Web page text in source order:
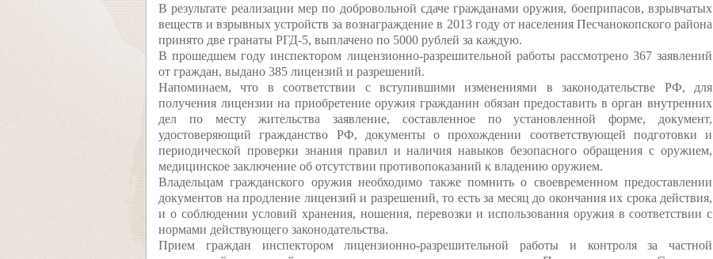
В результате реализации мер по добровольной сдаче гражданами оружия, боеприпасов, взрывчатых
веществ и взрывных устройств за вознаграждение в 2013 году от населения Песчанокопского района
принято две гранаты РГД-5, выплачено по 5000 рублей за каждую.
В прошедшем году инспектором лицензионно-разрешительной работы рассмотрено 367 заявлений
от граждан, выдано 385 лицензий и разрешений.
Напоминаем, что в соответствии с вступившими изменениями в законодательстве РФ, для
получения лицензии на приобретение оружия гражданин обязан предоставить в орган внутренних
дел по месту жительства заявление, составленное по установленной форме, документ,
удостоверяющий гражданство РФ, документы о прохождении соответствующей подготовки и
периодической проверки знания правил и наличия навыков безопасного обращения с оружием,
медицинское заключение об отсутствии противопоказаний к владению оружием.
Владельцам гражданского оружия необходимо также помнить о своевременном предоставлении
документов на продление лицензий и разрешений, то есть за месяц до окончания их срока действия,
и о соблюдении условий хранения, ношения, перевозки и использования оружия в соответствии с
нормами действующего законодательства.
Прием граждан инспектором лицензионно-разрешительной работы и контроля за частной